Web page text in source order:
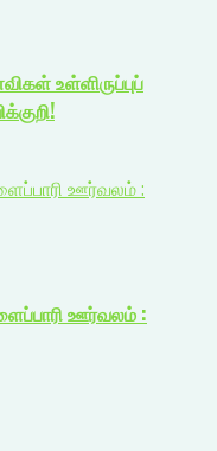
உள்ளிருப்புப்
ஊர்வலம் :
ஊர்வலம் :